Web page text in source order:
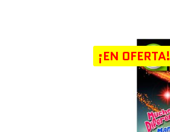
¡EN OFERTA!